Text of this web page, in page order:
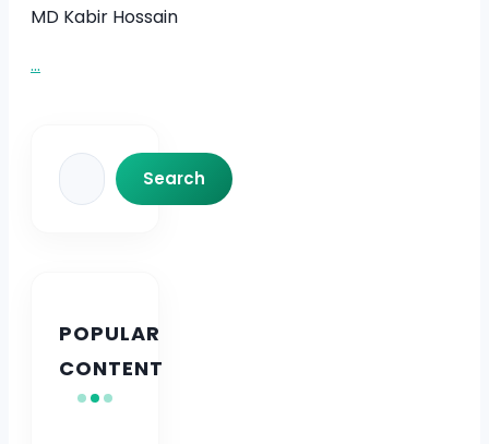
MD Kabir Hossain
...
Search
Search
POPULAR
CONTENT